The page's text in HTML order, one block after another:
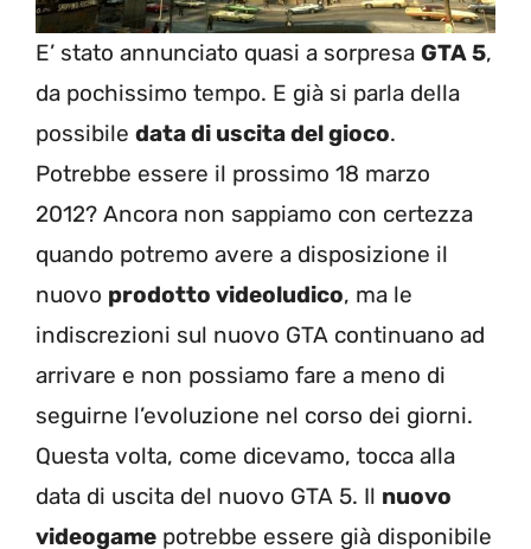
E’ stato annunciato quasi a sorpresa GTA 5,
da pochissimo tempo. E già si parla della
possibile data di uscita del gioco.
Potrebbe essere il prossimo 18 marzo
2012? Ancora non sappiamo con certezza
quando potremo avere a disposizione il
nuovo prodotto videoludico, ma le
indiscrezioni sul nuovo GTA continuano ad
arrivare e non possiamo fare a meno di
seguirne l’evoluzione nel corso dei giorni.
Questa volta, come dicevamo, tocca alla
data di uscita del nuovo GTA 5. Il nuovo
videogame potrebbe essere già disponibile